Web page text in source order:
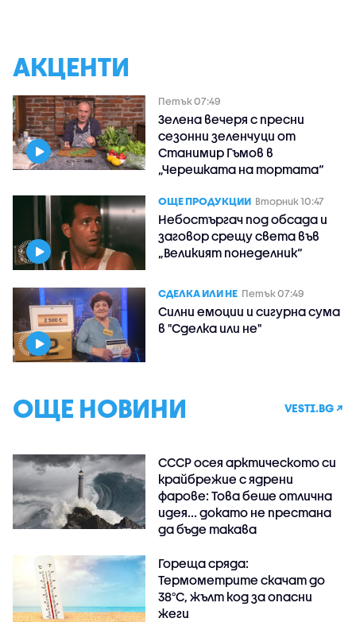
АКЦЕНТИ
Петък 07:49
Зелена вечеря с пресни
сезонни зеленчуци от
Станимир Гъмов в
„Черешката на тортата“
ОЩЕ ПРОДУКЦИИ Вторник 10:47
Небостъргач под обсада и
заговор срещу света във
„Великият понеделник“
СДЕЛКА ИЛИ НЕ Петък 07:49
Силни емоции и сигурна сума
в "Сделка или не"
ОЩЕ НОВИНИ VESTI.BG ↗
СССР осея арктическото си
крайбрежие с ядрени
фарове: Това беше отлична
идея... докато не престана
да бъде такава
Гореща сряда:
Термометрите скачат до
38°C, жълт код за опасни
жеги